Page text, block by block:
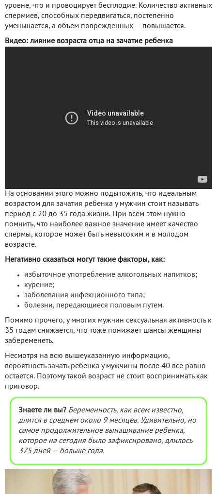
уровне, что и провоцирует бесплодие. Количество активных
спермиев, способных передвигаться, постепенно
уменьшается, а объем поврежденных — повышается.
Видео: лияние возраста отца на зачатие ребенка
На основании этого можно подытожить, что идеальным
возрастом для зачатия ребенка у мужчин стоит называть
период с 20 до 35 года жизни. При всем этом нужно
помнить, что наиболее важное значение имеет качество
спермы, которое может быть невысоким и в молодом
возрасте.
Негативно сказаться могут такие факторы, как:
избыточное употребление алкогольных напитков;
курение;
заболевания инфекционного типа;
болезни, передающиеся половым путем.
Помимо прочего, у многих мужчин сексуальная активность к
35 годам снижается, что тоже понижает шансы женщины
забеременеть.
Несмотря на всю вышеуказанную информацию,
вероятность зачать ребенка у мужчины после 40 все равно
остается. Поэтому такой возраст не стоит воспринимать как
приговор.
Знаете ли вы? Беременность, как всем известно,
длится в среднем около 9 месяцев. Удивительно, но
самое продолжительное вынашивание ребенка,
которое на сегодня было зафиксировано, длилось
375 дней — больше года.